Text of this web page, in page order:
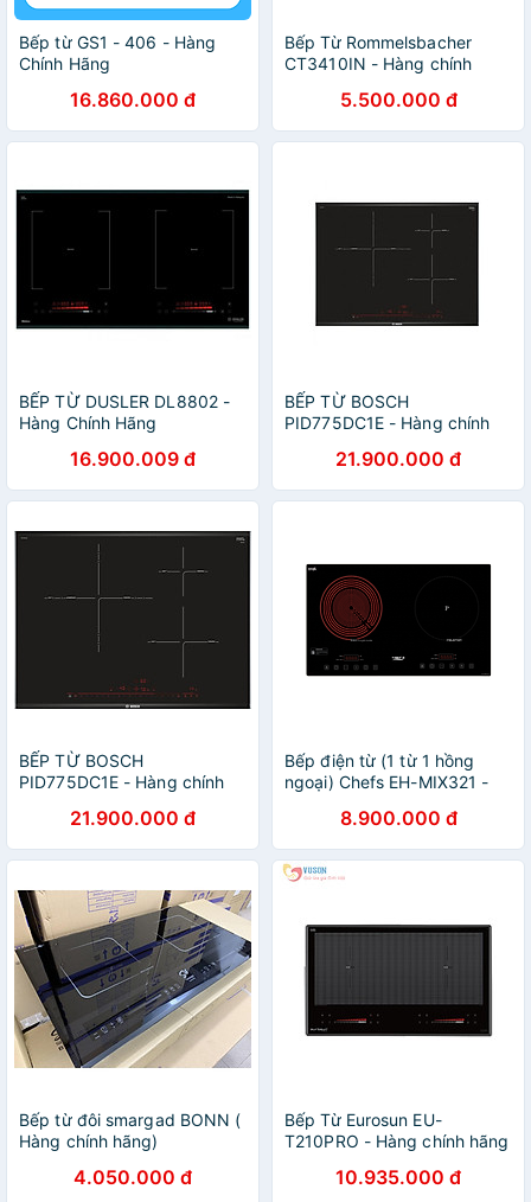
Bếp từ GS1 - 406 - Hàng
Chính Hãng
16.860.000 đ
Bếp Từ Rommelsbacher
CT3410IN - Hàng chính
5.500.000 đ
BẾP TỪ DUSLER DL8802 -
Hàng Chính Hãng
16.900.009 đ
BẾP TỪ BOSCH
PID775DC1E - Hàng chính
21.900.000 đ
BẾP TỪ BOSCH
PID775DC1E - Hàng chính
21.900.000 đ
Bếp điện từ (1 từ 1 hồng
ngoại) Chefs EH-MIX321 -
8.900.000 đ
Bếp từ đôi smargad BONN (
Hàng chính hãng)
4.050.000 đ
Bếp Từ Eurosun EU-
T210PRO - Hàng chính hãng
10.935.000 đ